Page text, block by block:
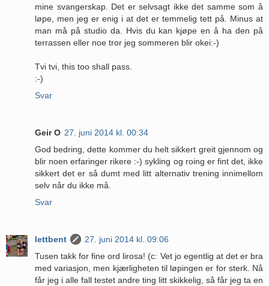
mine svangerskap. Det er selvsagt ikke det samme som å
løpe, men jeg er enig i at det er temmelig tett på. Minus at
man må på studio da. Hvis du kan kjøpe en å ha den på
terrassen eller noe tror jeg sommeren blir okei:-)
Tvi tvi, this too shall pass.
:-)
Svar
Geir O 27. juni 2014 kl. 00:34
God bedring, dette kommer du helt sikkert greit gjennom og
blir noen erfaringer rikere :-) sykling og roing er fint det, ikke
sikkert det er så dumt med litt alternativ trening innimellom
selv når du ikke må.
Svar
lettbent
27. juni 2014 kl. 09:06
Tusen takk for fine ord lirosa! (c: Vet jo egentlig at det er bra
med variasjon, men kjærligheten til løpingen er for sterk. Nå
får jeg i alle fall testet andre ting litt skikkelig, så får jeg ta en